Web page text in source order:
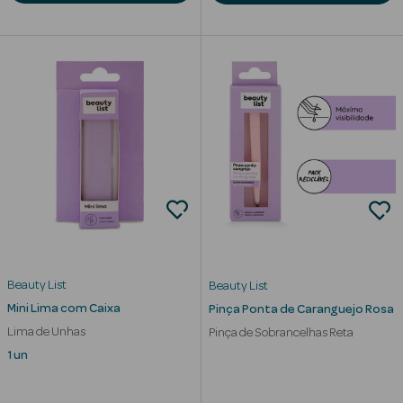
Ver Tudo
Oferta Estética
- Beauty
Beauty List
Mini Lima com Caixa
Lima de Unhas
1 un
Beauty List
Pinça Ponta de Caranguejo Rosa
Pinça de Sobrancelhas Reta